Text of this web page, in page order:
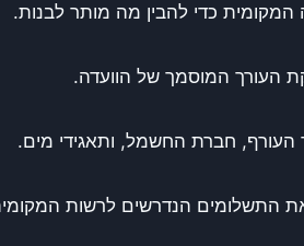
המקומית כדי להבין מה מותר לבנות.
העורך המוסמך של הוועדה.
העורף, חברת החשמל, ותאגידי מים.
התשלומים הנדרשים לרשות